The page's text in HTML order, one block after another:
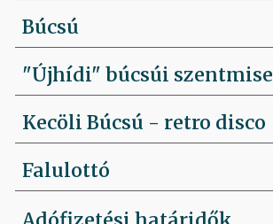
Búcsú
"Újhídi" búcsúi szentmise
Kecöli Búcsú - retro disco
Falulottó